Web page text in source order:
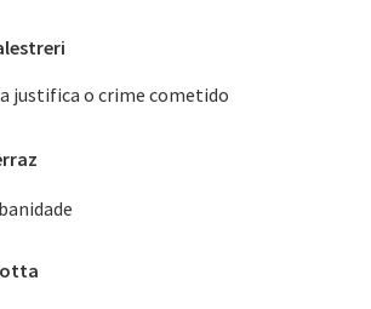
justifica o crime cometido